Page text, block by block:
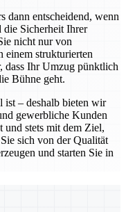
dann entscheidend, wenn
die Sicherheit Ihrer
nicht nur von
einem strukturierten
dass Ihr Umzug pünktlich
Bühne geht.
ist – deshalb bieten wir
gewerbliche Kunden
und stets mit dem Ziel,
sich von der Qualität
und starten Sie in